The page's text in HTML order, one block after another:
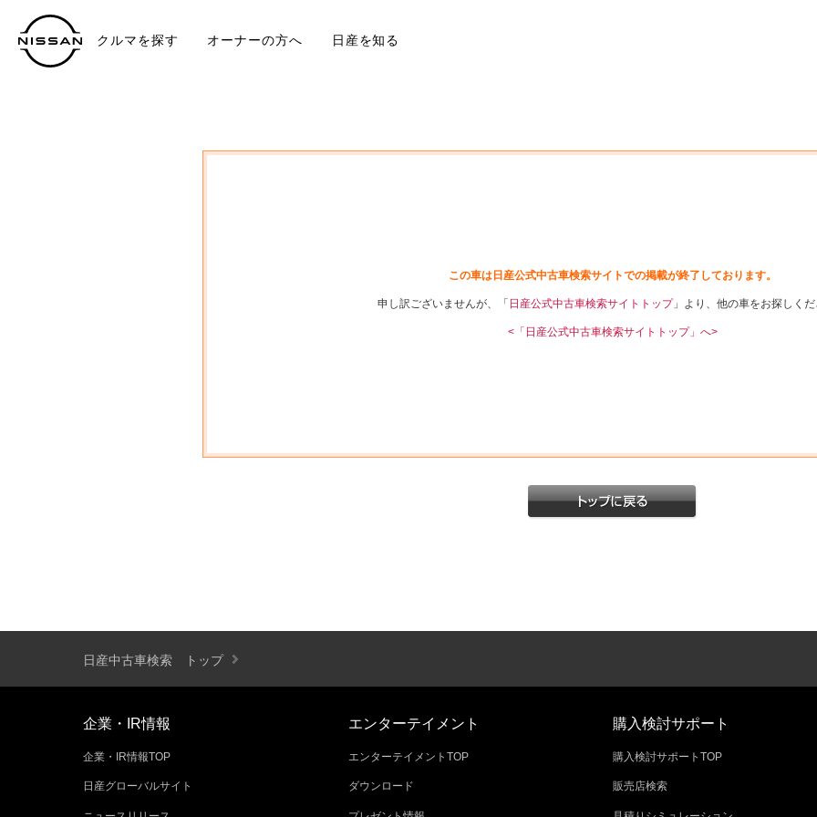
クルマを探す オーナーの方へ 日産を知る
この車は日産公式中古車検索サイトでの掲載が終了しております。
申し訳ございませんが、「 日産公式中古車検索サイトトップ」より、他の車をお探しくだ
<「日産公式中古車検索サイトトップ」へ>
日産中古車検索 トップ
企業・IR情報
企業・IR情報TOP
日産グローバルサイト
エンターテイメント
エンターテイメントTOP
ダウンロード
購入検討サポート
購入検討サポートTOP
販売店検索